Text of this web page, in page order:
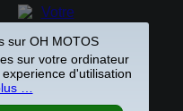
sur votre ordinateur
d'utilisation
…